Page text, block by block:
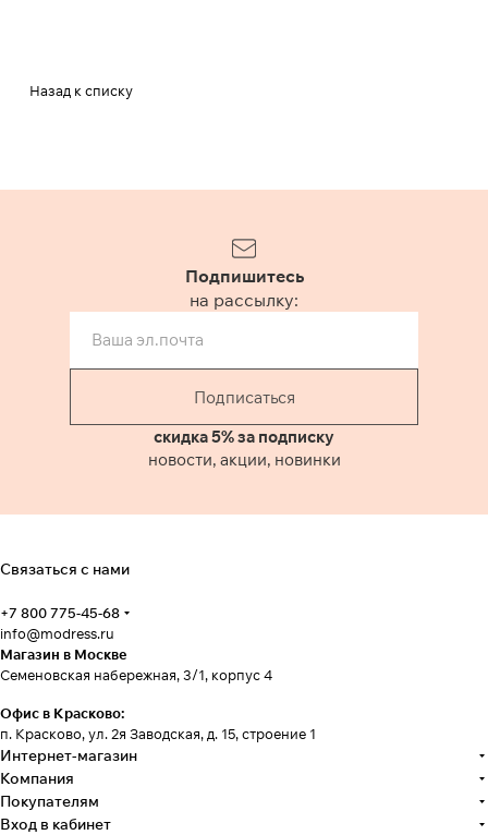
Назад к списку
Подпишитесь
на рассылку:
Подписаться
скидка 5% за подписку
новости, акции, новинки
Связаться с нами
+7 800 775-45-68
info@modress.ru
Магазин в Москве
Семеновская набережная, 3/1, корпус 4
Офис в Красково:
п. Красково, ул. 2я Заводская, д. 15, строение 1
Интернет-магазин
Компания
Покупателям
Вход в кабинет